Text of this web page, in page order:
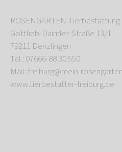
ROSENGARTEN-
Gottlieb-Daimler-Straße 13/1
79211 Denzlingen
Tel.: 07666-88 30 550
Mail: freiburg@mein-
www.tierbestatter-freiburg.de